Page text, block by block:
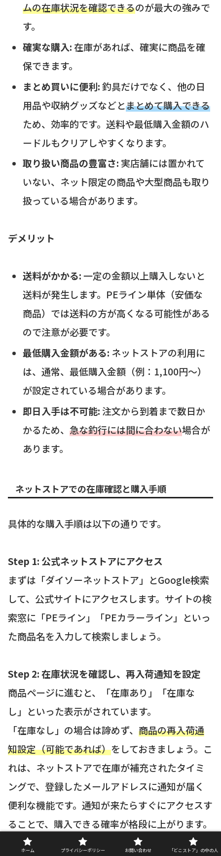
ムの在庫状況を確認できるのが最大の強みで
す。
確実な購入: 在庫があれば、確実に商品を確
保できます。
まとめ買いに便利:釣具だけでなく、他の日
用品や収納グッズなどとまとめて購入できる
ため、効率的です。送料や最低購入金額のハ
ードルもクリアしやすくなります。
取り扱い商品の豊富さ: 実店舗には置かれて
いない、ネット限定の商品や大型商品も取り
扱っている場合があります。
デメリット
送料がかかる:一定の金額以上購入しないと
送料が発生します。PEライン単体（安価な
商品）では送料の方が高くなる可能性がある
ので注意が必要です。
最低購入金額がある: ネットストアの利用に
は、通常、最低購入金額（例：1,100円〜）
が設定されている場合があります。
即日入手は不可能:注文から到着まで数日か
かるため、 急な釣行には間に合わない場合が
あります。
ネットストアでの在庫確認と購入手順
具体的な購入手順は以下の通りです。
Step 1: 公式ネットストアにアクセス
まずは「ダイソーネットストア」とGoogle検索
して、公式サイトにアクセスします。サイトの検
索窓に「PEライン」「PEカラーライン」といっ
た商品名を入力して検索しましょう。
Step 2: 在庫状況を確認し、再入荷通知を設定
商品ページに進むと、「在庫あり」「在庫な
し」といった表示がされています。
「在庫なし」の場合は諦めず、 商品の再入荷通
知設定（可能であれば）をしておきましょう。こ
れは、ネットストアで在庫が補充されたタイミ
ングで、登録したメールアドレスに通知が届く
便利な機能です。通知が来たらすぐにアクセスす
ることで、購入できる確率が格段に上がります。
ホーム プライバシーポリシー お問い合わせ 「どこストア」の中の人